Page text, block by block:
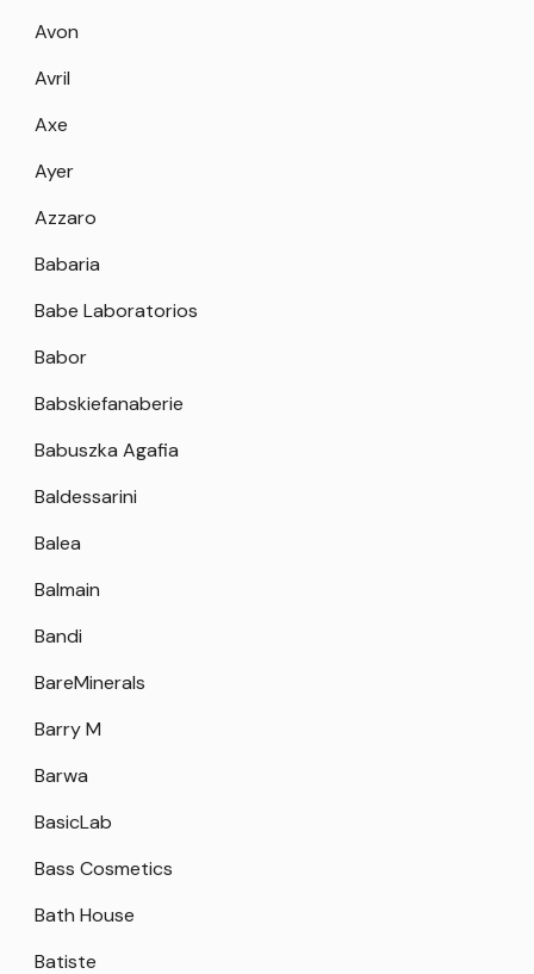
Avon
Avril
Axe
Ayer
Azzaro
Babaria
Babe Laboratorios
Babor
Babskiefanaberie
Babuszka Agafia
Baldessarini
Balea
Balmain
Bandi
BareMinerals
Barry M
Barwa
BasicLab
Bass Cosmetics
Bath House
Batiste